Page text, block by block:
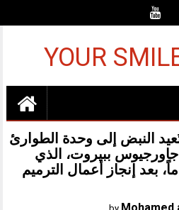
YOUR
النبض إلى وحدة الطوارئ
ببيروت، الذي
تاريخه إلى 147 عاماً، بعد إنجاز أعمال الترميم